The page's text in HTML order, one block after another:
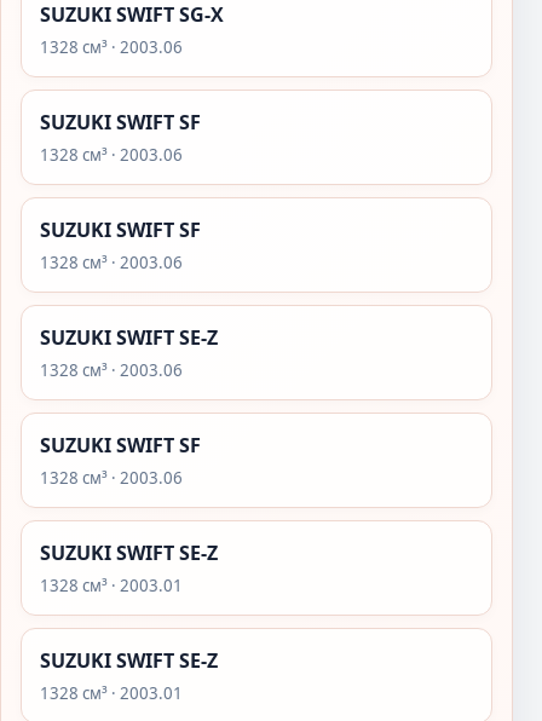
SUZUKI SWIFT SG-X
1328 см³ · 2003.06
SUZUKI SWIFT SF
1328 см³ · 2003.06
SUZUKI SWIFT SF
1328 см³ · 2003.06
SUZUKI SWIFT SE-Z
1328 см³ · 2003.06
SUZUKI SWIFT SF
1328 см³ · 2003.06
SUZUKI SWIFT SE-Z
1328 см³ · 2003.01
SUZUKI SWIFT SE-Z
1328 см³ · 2003.01